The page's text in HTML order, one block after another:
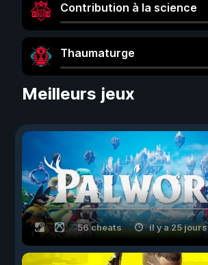
Contribution à la science
Thaumaturge
Meilleurs jeux
56 cheats il y a 25 jours